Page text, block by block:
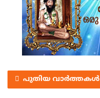
പുതിയ വാർത്തകൾ